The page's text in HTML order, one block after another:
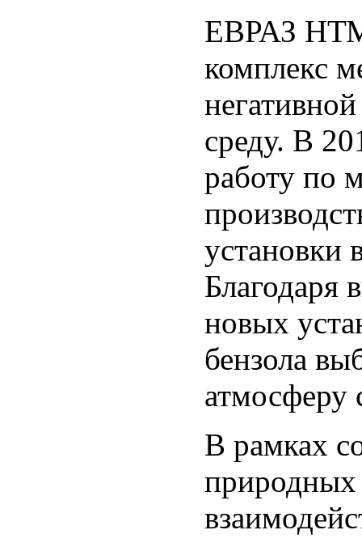
ЕВРАЗ
комплекс
среду. В
работу по
установки
Благодаря
новых
бензола
атмосферу
В рамках
природных